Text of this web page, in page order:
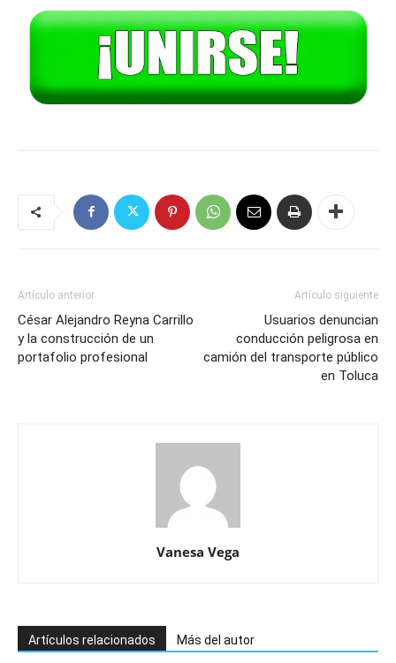
Artículo anterior
César Alejandro Reyna Carrillo
y la construcción de un
portafolio profesional
Artículo siguiente
Usuarios denuncian
conducción peligrosa en
camión del transporte público
en Toluca
Vanesa Vega
Artículos relacionados Más del autor